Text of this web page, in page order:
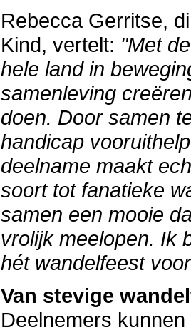
Rebecca Gerritse,
Kind, vertelt: "Met
hele land in
samenleving
doen. Door samen
handicap
deelname maakt
soort tot fanatieke
samen een mooie
vrolijk meelopen. Ik
hét wandelfeest
Van stevige
Deelnemers